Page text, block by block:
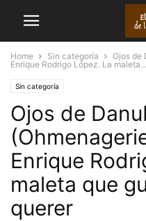
Home Sin categoría
Ojos de
Enrique Rodrigo López. La maleta...
Sin categoría
Ojos de
Enrique
maleta que
querer